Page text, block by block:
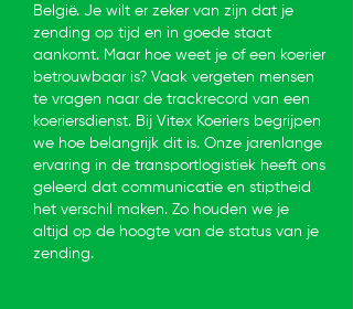
België. Je wilt er zeker van zijn dat je
zending op tijd en in goede staat
aankomt. Maar hoe weet je of een koerier
betrouwbaar is? Vaak vergeten mensen
te vragen naar de trackrecord van een
koeriersdienst. Bij Vitex Koeriers begrijpen
we hoe belangrijk dit is. Onze jarenlange
ervaring in de transportlogistiek heeft ons
geleerd dat communicatie en stiptheid
het verschil maken. Zo houden we je
altijd op de hoogte van de status van je
zending.